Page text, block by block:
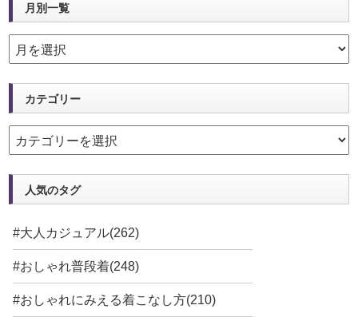
月別一覧
カテゴリー
人気のタグ
#大人カジュアル(262)
#おしゃれ普段着(248)
#おしゃれにみえる着こなし方(210)